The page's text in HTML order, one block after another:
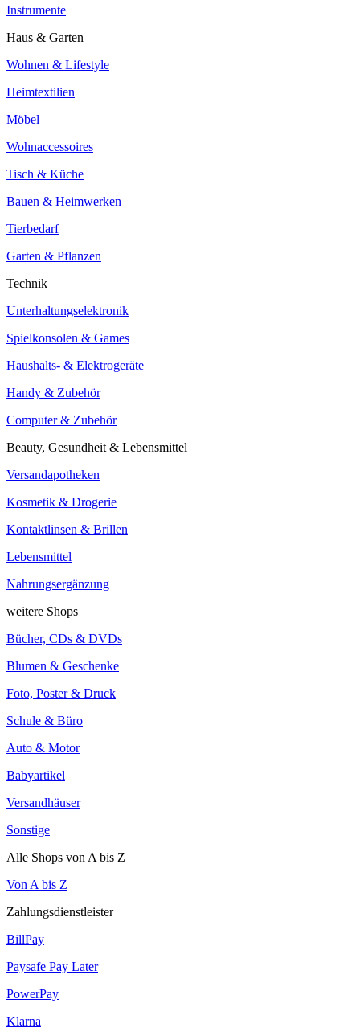
Instrumente
Haus & Garten
Wohnen & Lifestyle
Heimtextilien
Möbel
Wohnaccessoires
Tisch & Küche
Bauen & Heimwerken
Tierbedarf
Garten & Pflanzen
Technik
Unterhaltungselektronik
Spielkonsolen & Games
Haushalts- & Elektrogeräte
Handy & Zubehör
Computer & Zubehör
Beauty, Gesundheit & Lebensmittel
Versandapotheken
Kosmetik & Drogerie
Kontaktlinsen & Brillen
Lebensmittel
Nahrungsergänzung
weitere Shops
Bücher, CDs & DVDs
Blumen & Geschenke
Foto, Poster & Druck
Schule & Büro
Auto & Motor
Babyartikel
Versandhäuser
Sonstige
Alle Shops von A bis Z
Von A bis Z
Zahlungsdienstleister
BillPay
Paysafe Pay Later
PowerPay
Klarna